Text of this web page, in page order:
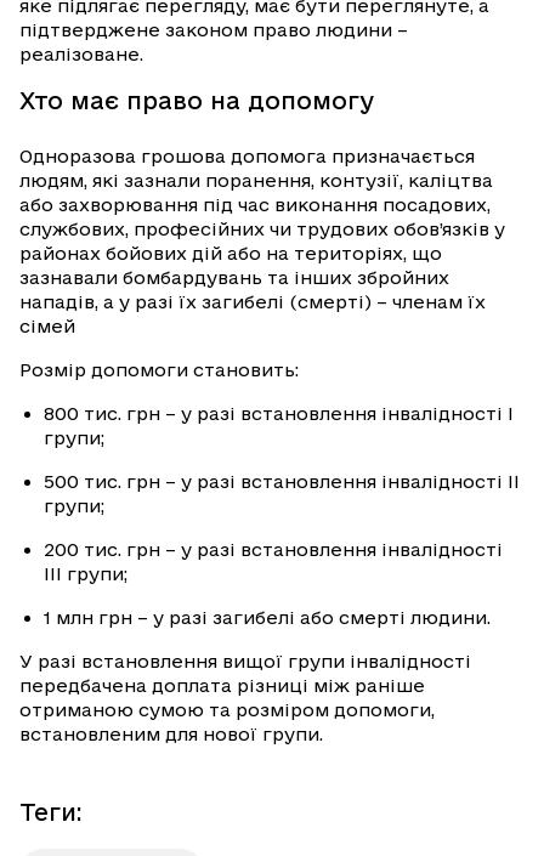
яке підлягає перегляду, має бути переглянуте, а
підтверджене законом право людини –
реалізоване.
Хто має право на допомогу
Одноразова грошова допомога призначається
людям, які зазнали поранення, контузії, каліцтва
або захворювання під час виконання посадових,
службових, професійних чи трудових обов’язків у
районах бойових дій або на територіях, що
зазнавали бомбардувань та інших збройних
нападів, а у разі їх загибелі (смерті) – членам їх
сімей
Розмір допомоги становить:
800 тис. грн – у разі встановлення інвалідності I
групи;
500 тис. грн – у разі встановлення інвалідності II
групи;
200 тис. грн – у разі встановлення інвалідності
III групи;
1 млн грн – у разі загибелі або смерті людини.
У разі встановлення вищої групи інвалідності
передбачена доплата різниці між раніше
отриманою сумою та розміром допомоги,
встановленим для нової групи.
Теги: